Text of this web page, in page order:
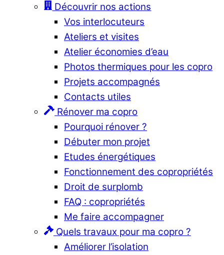
Découvrir nos actions
Vos interlocuteurs
Ateliers et visites
Atelier économies d’eau
Photos thermiques pour les copro
Projets accompagnés
Contacts utiles
Rénover ma copro
Pourquoi rénover ?
Débuter mon projet
Etudes énergétiques
Fonctionnement des copropriétés
Droit de surplomb
FAQ : copropriétés
Me faire accompagner
Quels travaux pour ma copro ?
Améliorer l’isolation